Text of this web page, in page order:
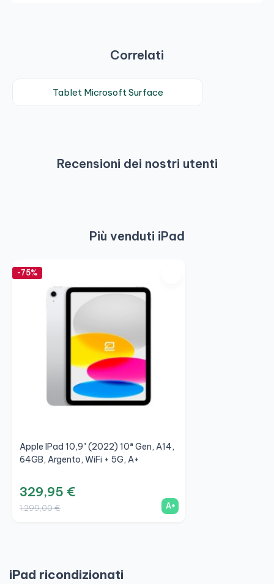
Correlati
Tablet Microsoft Surface
Recensioni dei nostri utenti
Più venduti iPad
-75%
Apple IPad 10,9" (2022) 10ª Gen, A14,
64GB, Argento, WiFi + 5G, A+
329,95 €
1.299,00 € A+
iPad ricondizionati